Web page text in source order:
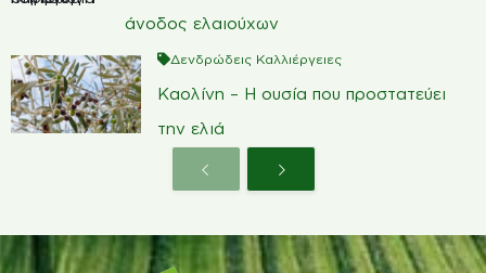
άνοδος ελαιούχων
Δενδρώδεις Καλλιέργειες
Καολίνη – Η ουσία που προστατεύει
την ελιά